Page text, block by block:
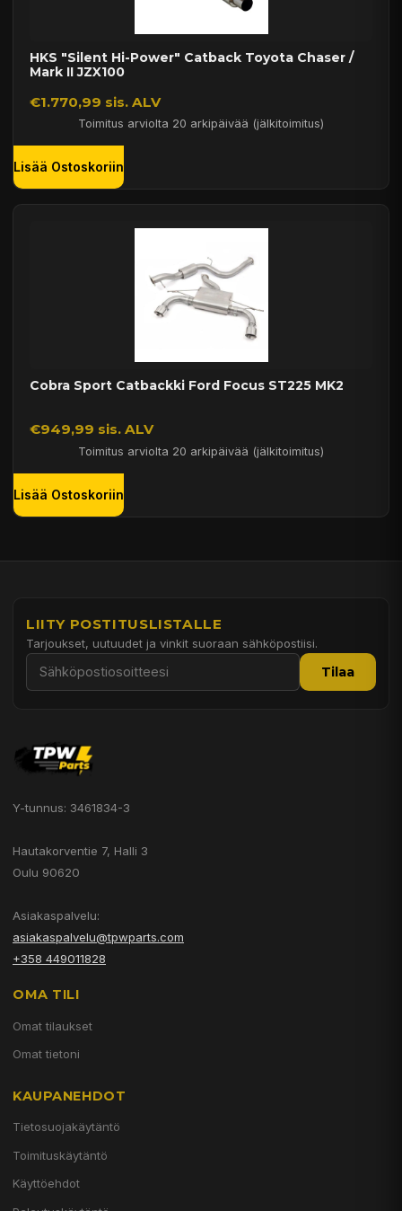
HKS "Silent Hi-Power" Catback Toyota Chaser /
Mark II JZX100
€1.770,99 sis. ALV
Toimitus arviolta 20 arkipäivää (jälkitoimitus)
Lisää Ostoskoriin
Cobra Sport Catbackki Ford Focus ST225 MK2
€949,99 sis. ALV
Toimitus arviolta 20 arkipäivää (jälkitoimitus)
Lisää Ostoskoriin
LIITY POSTITUSLISTALLE
Tarjoukset, uutuudet ja vinkit suoraan sähköpostiisi.
Tilaa
Y-tunnus: 3461834-3
Hautakorventie 7, Halli 3
Oulu 90620
Asiakaspalvelu:
asiakaspalvelu@tpwparts.com
+358 449011828
OMA TILI
Omat tilaukset
Omat tietoni
KAUPANEHDOT
Tietosuojakäytäntö
Toimituskäytäntö
Käyttöehdot